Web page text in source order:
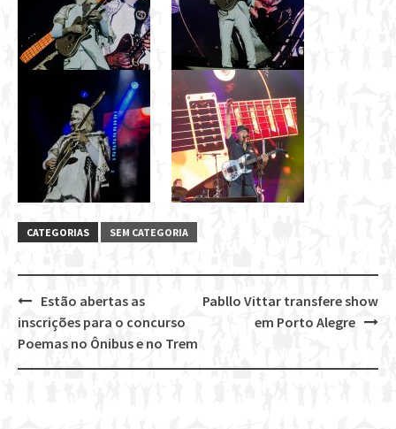
CATEGORIAS SEM CATEGORIA
Post
navigation
Pabllo Vittar transfere show
em Porto Alegre
Estão abertas as
inscrições para o concurso
Poemas no Ônibus e no Trem